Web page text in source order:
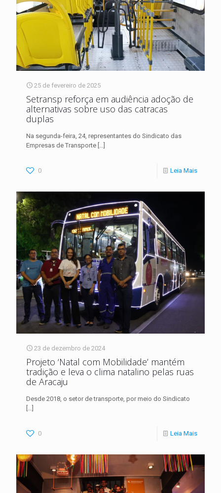
25 de fevereiro de 2025
Setransp reforça em audiência adoção de
alternativas sobre uso das catracas
duplas
Na segunda-feira, 24, representantes do Sindicato das
Empresas de Transporte […]
0 Leia Mais
23 de dezembro de 2024
Projeto ‘Natal com Mobilidade’ mantém
tradição e leva o clima natalino pelas ruas
de Aracaju
Desde 2018, o setor de transporte, por meio do Sindicato
[…]
0 Leia Mais